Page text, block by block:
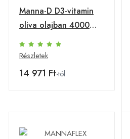
Manna-D D3-vitamin
oliva olajban 4000
NE, 120 db (3 db)
Részletek
14 971 Ft-tól